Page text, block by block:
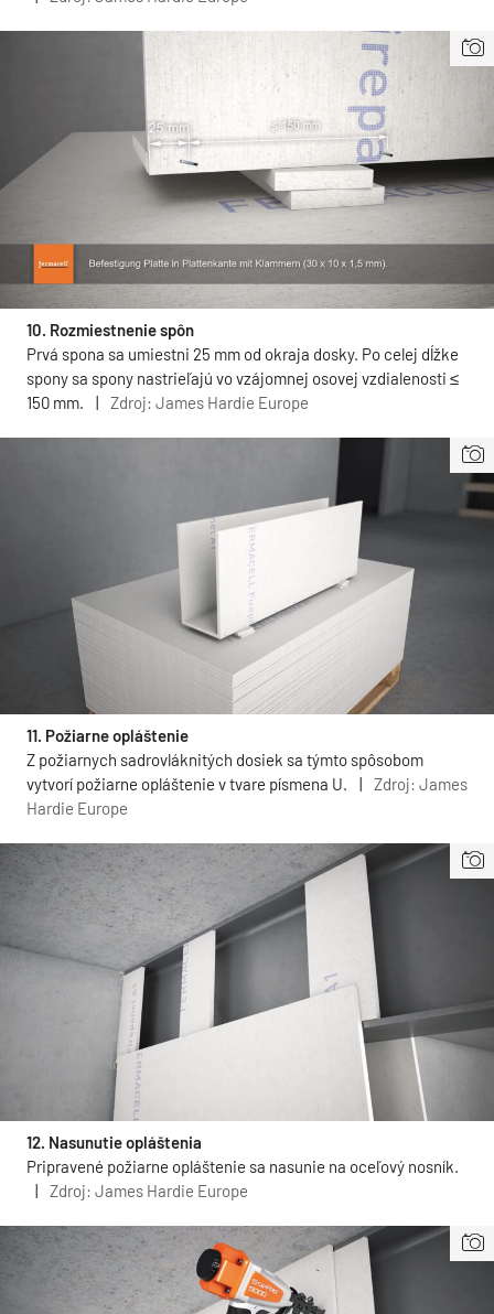
10. Rozmiestnenie spôn
Prvá spona sa umiestni 25 mm od okraja dosky. Po celej dĺžke
spony sa spony nastrieľajú vo vzájomnej osovej vzdialenosti ≤
150 mm.
| Zdroj: James Hardie Europe
11. Požiarne opláštenie
Z požiarnych sadrovláknitých dosiek sa týmto spôsobom
vytvorí požiarne opláštenie v tvare písmena U.
Zdroj: James
Hardie Europe
12. Nasunutie opláštenia
Pripravené požiarne opláštenie sa nasunie na oceľový nosník.
Zdroj: James Hardie Europe